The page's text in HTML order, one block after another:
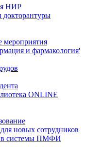
НИР
докторантуры
мероприятия
и фармакология'
ONLINE
новых сотрудников
в системы ПМФИ